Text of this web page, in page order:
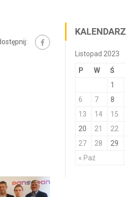
KALENDARZ
Listopad 2023
P W Ś
« Paź
1
6
7 8
13
14 15
20
21 22
27
28 29